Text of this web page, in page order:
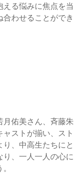
る悩みに焦点を当
わせることができ
佑美さん、斉藤朱
ストが揃い、スト
、中高生たちにと
り、一人一人の心に